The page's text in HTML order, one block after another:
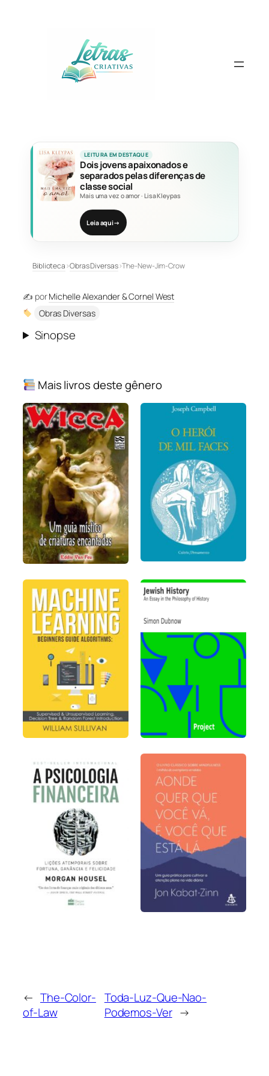
LEITURA EM DESTAQUE
Dois jovens apaixonados e
separados pelas diferenças de
classe social
Mais uma vez o amor· Lisa Kleypas
Leia aqui→
Biblioteca›Obras Diversas›The-New-Jim-Crow
✍️ porMichelle Alexander & Cornel West
Obras Diversas
Sinopse
Mais livros deste gênero
← The-Color-
of-Law
Toda-Luz-Que-Nao-
Podemos-Ver →